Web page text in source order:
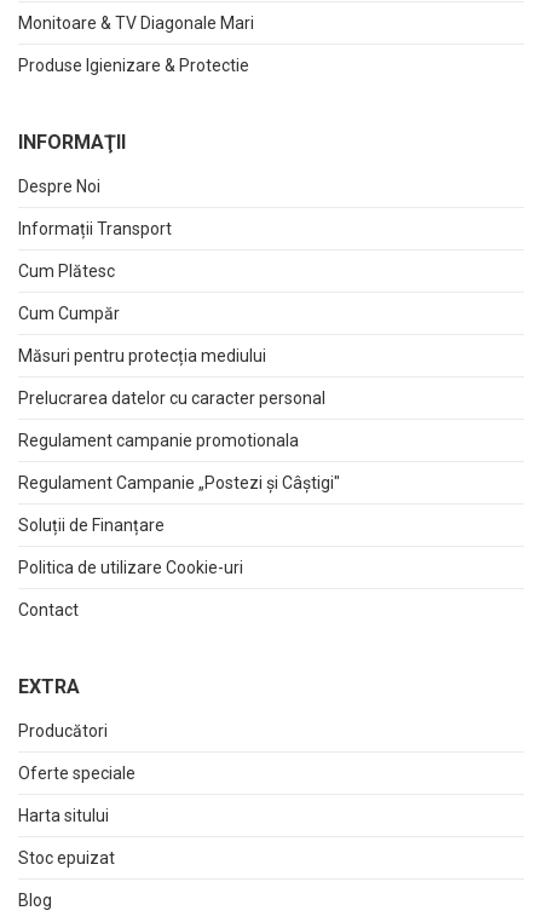
Monitoare & TV Diagonale Mari
Produse Igienizare & Protectie
INFORMAŢII
Despre Noi
Informații Transport
Cum Plătesc
Cum Cumpăr
Măsuri pentru protecția mediului
Prelucrarea datelor cu caracter personal
Regulament campanie promotionala
Regulament Campanie „Postezi și Câștigi"
Soluții de Finanțare
Politica de utilizare Cookie-uri
Contact
EXTRA
Producători
Oferte speciale
Harta sitului
Stoc epuizat
Blog